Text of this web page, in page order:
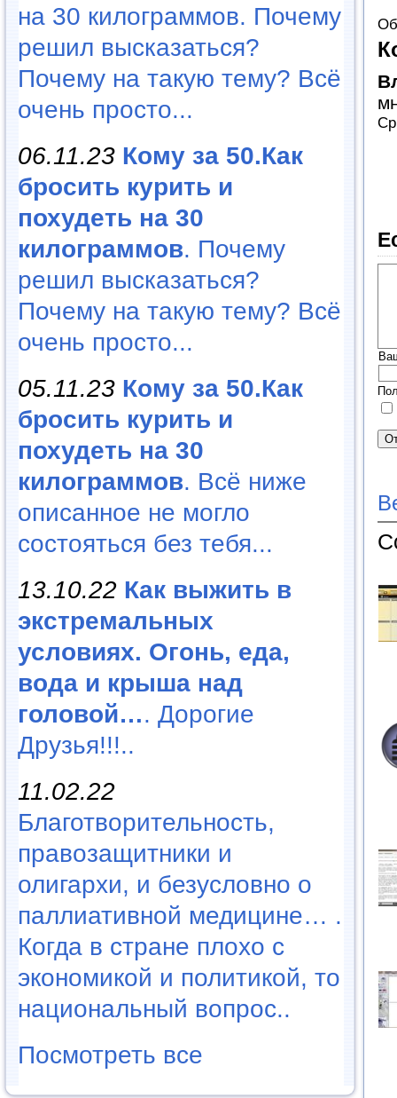
на 30 килограммов. Почему
решил высказаться?
Почему на такую тему? Всё
очень просто...
06.11.23 Кому за 50.Как
бросить курить и
похудеть на 30
килограммов. Почему
решил высказаться?
Почему на такую тему? Всё
очень просто...
05.11.23 Кому за 50.Как
бросить курить и
похудеть на 30
килограммов. Всё ниже
описанное не могло
состояться без тебя...
13.10.22 Как выжить в
экстремальных
условиях. Огонь, еда,
вода и крыша над
головой…. Дорогие
Друзья!!!..
11.02.22
Благотворительность,
правозащитники и
олигархи, и безусловно о
паллиативной медицине… .
Когда в стране плохо с
экономикой и политикой, то
национальный вопрос..
Посмотреть все